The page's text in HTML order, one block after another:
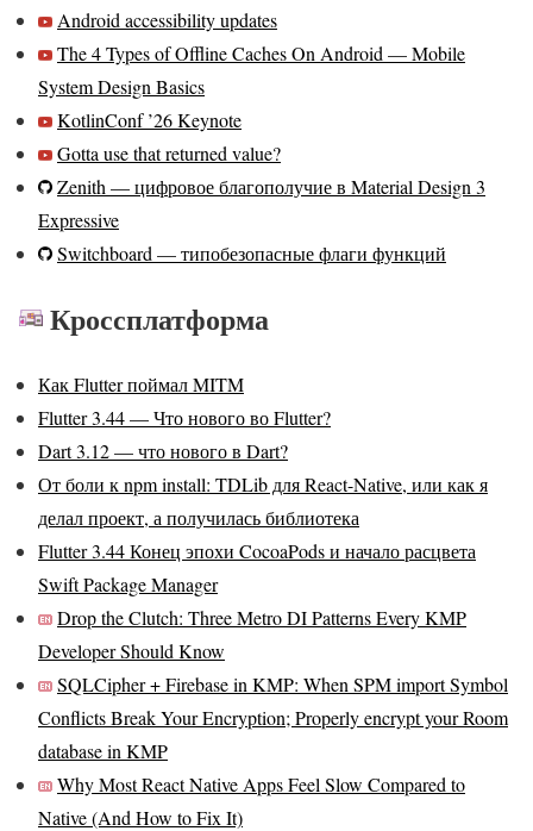
Android accessibility updates
The 4 Types of Offline Caches On Android — Mobile
System Design Basics
KotlinConf ’26Keynote
Gotta use that returned value?
Zenith — цифровое благополучие в Material Design 3
Expressive
Switchboard — типобезопасные флаги функций
Кроссплатформа
Как Flutter поймал MITM
Flutter 3.44 — Что нового во Flutter?
Dart 3.12 — что нового в Dart?
От боли к npm install: TDLib для React-Native, или как я
делал проект, а получилась библиотека
Flutter 3.44 Конец эпохи CocoaPods и начало расцвета
Swift Package Manager
Drop the Clutch: Three Metro DI Patterns Every KMP
Developer Should Know
SQLCipher + Firebase in KMP: When SPM import Symbol
Conflicts Break Your Encryption; Properly encrypt your Room
database in KMP
Why Most React Native Apps Feel Slow Compared to
Native (And How to Fix It)